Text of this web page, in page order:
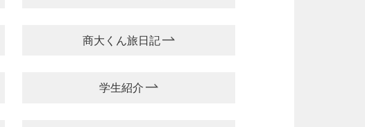
商大くん旅日記
学生紹介